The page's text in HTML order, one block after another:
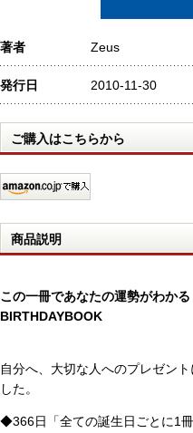
著者 Zeus
発行日 2010-11-30
ご購入はこちらから
商品説明
この一冊であなたの運勢がわか
BIRTHDAYBOOK
自分へ、大切な人へのプレゼン
した。
◆366日「全ての誕生日ごとに1